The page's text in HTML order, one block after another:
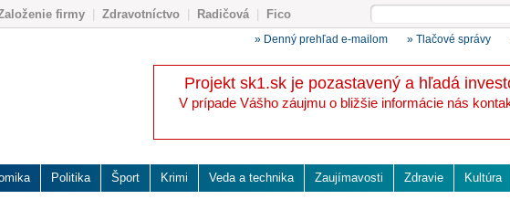
firmy Zdravotníctvo Radičová| Fico
» Denný prehľad e-mailom » Tlačové správy
Projekt sk1.sk je pozastavený a hľadá
V prípade Vášho záujmu o bližšie informácie nás
Politika Šport Krimi Veda a technika Zaujímavosti Zdravie Kultúra